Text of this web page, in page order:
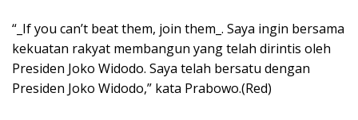
“_If you can’t beat them, join them_. Saya ingin bersama
kekuatan rakyat membangun yang telah dirintis oleh
Presiden Joko Widodo. Saya telah bersatu dengan
Presiden Joko Widodo,” kata Prabowo.(Red)